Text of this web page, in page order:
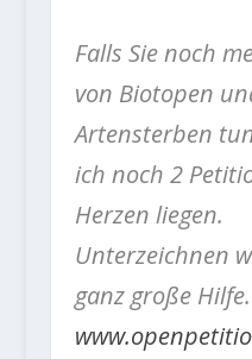
Falls Sie noch
von Biotopen
Artensterben
ich noch 2
Herzen liegen.
Unterzeichnen
ganz große Hilfe.